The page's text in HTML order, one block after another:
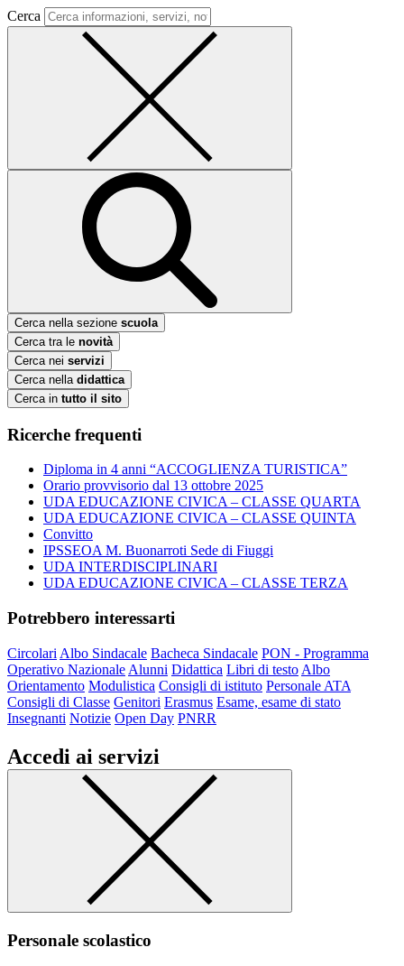
Cerca
Cerca nella sezione scuola
Cerca tra le novità
Cerca nei servizi
Cerca nella didattica
Cerca in tutto il sito
Ricerche frequenti
Diploma in 4 anni “ACCOGLIENZA TURISTICA”
Orario provvisorio dal 13 ottobre 2025
UDA EDUCAZIONE CIVICA – CLASSE QUARTA
UDA EDUCAZIONE CIVICA – CLASSE QUINTA
Convitto
IPSSEOA M. Buonarroti Sede di Fiuggi
UDA INTERDISCIPLINARI
UDA EDUCAZIONE CIVICA – CLASSE TERZA
Potrebbero interessarti
Circolari Albo Sindacale Bacheca Sindacale PON - Programma
Operativo Nazionale Alunni Didattica Libri di testo Albo
Orientamento Modulistica Consigli di istituto Personale ATA
Consigli di Classe Genitori Erasmus Esame, esame di stato
Insegnanti Notizie Open Day PNRR
Accedi ai servizi
Personale scolastico